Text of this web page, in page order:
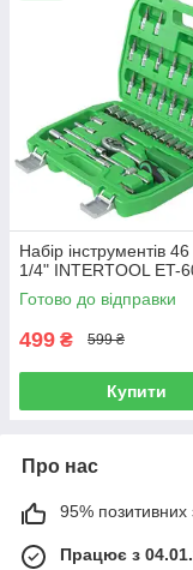
Набір інструментів 46
1/4" INTERTOOL ET-
Готово до відправки
499 ₴ 599 ₴
Купити
Про нас
95% позитивних
Працює з